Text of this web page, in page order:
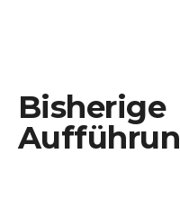
Bisherige